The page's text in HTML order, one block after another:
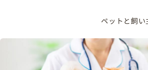
ペットと飼い